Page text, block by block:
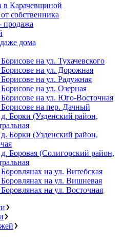
в Карачевщиной
собственника
продажа
дома
на ул. Тухачевского
на ул. Дорожная
на ул. Радужная
на ул. Озерная
на ул. Юго-Восточная
на пер. Дачный
Борки (Узденский район,
Борки (Узденский район,
Боровая (Солигорский район,
на ул. Витебская
на ул. Вишневая
на ул. Восточная